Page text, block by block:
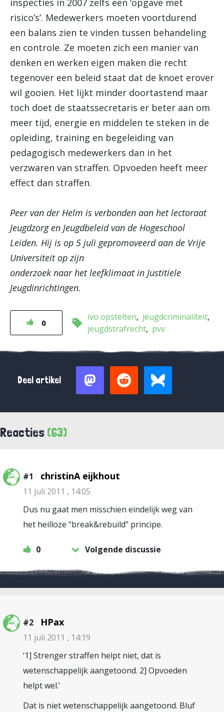
inspecties in 2007 zelfs een ‘opgave met
risico’s’. Medewerkers moeten voortdurend
een balans zien te vinden tussen behandeling
en controle. Ze moeten zich een manier van
denken en werken eigen maken die recht
tegenover een beleid staat dat de knoet erover
wil gooien. Het lijkt minder doortastend maar
toch doet de staatssecretaris er beter aan om
meer tijd, energie en middelen te steken in de
opleiding, training en begeleiding van
pedagogisch medewerkers dan in het
verzwaren van straffen. Opvoeden heeft meer
effect dan straffen.
Peer van der Helm is verbonden aan het lectoraat
Jeugdzorg en Jeugdbeleid van de Hogeschool
Leiden. Hij is op 5 juli gepromoveerd aan de Vrije
Universiteit op zijn
onderzoek naar het leefklimaat in Justitiele
Jeugdinrichtingen.
0
ivo opstelten
jeugdcriminaliteit
jeugdstrafrecht pvv
Deel artikel
Reacties (63)
#1 christinA eijkhout
11 juli 2011 , 14:05
Dus nu gaat men misschien eindelijk weg van
het heilloze “break&rebuild” principe.
0 Volgende discussie
#2 HPax
11 juli 2011 , 14:19
‘1] Strenger straffen helpt niet, dat is
wetenschappelijk aangetoond. 2] Opvoeden
helpt wel.’
Dat is niet wetenschappelijk aangetoond. Bluf